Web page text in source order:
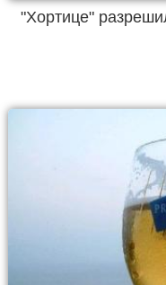
"Хортице"